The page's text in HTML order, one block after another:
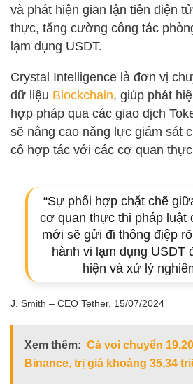
và phát hiện gian lận tiền điện
thực, tăng cường công tác
lạm dụng USDT.
Crystal Intelligence là đơn vị
dữ liệu Blockchain, giúp phát
hợp pháp qua các giao dịch
sẽ nâng cao năng lực giám sát
cố hợp tác với các cơ quan
“Sự phối hợp chặt chẽ
cơ quan thực thi pháp luật
mới sẽ gửi đi thông điệp
hành vi lạm dụng USDT
hiện và xử lý
J. Smith – CEO Tether, 15/07/2024
Xem thêm: Cá voi chuyển
Binance, trị giá khoảng 35,34